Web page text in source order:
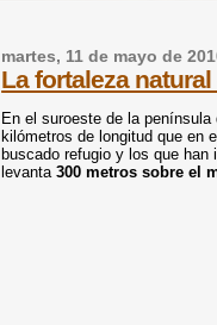
martes, 11 de mayo de
La fortaleza
En el suroeste de la península
kilómetros de longitud que en
buscado refugio y los que
levanta300 metros sobre el